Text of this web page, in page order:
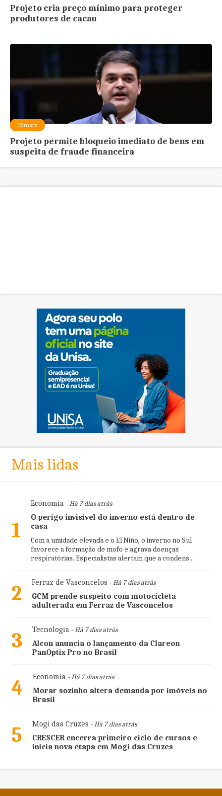
Projeto cria preço mínimo para proteger
produtores de cacau
Câmara
Projeto permite bloqueio imediato de bens em
suspeita de fraude financeira
Mais lidas
1
Economia- Há 7 dias atrás
O perigo invisível do inverno está dentro de
casa
Com a umidade elevada e o El Niño, o inverno no Sul
favorece a formação de mofo e agrava doenças
respiratórias. Especialistas alertam que a condens...
2 Ferraz de Vasconcelos - Há 7 dias atrás
GCM prende suspeito com motocicleta
adulterada em Ferraz de Vasconcelos
3 Tecnologia- Há 7 dias atrás
Alcon anuncia o lançamento da Clareon
PanOptix Pro no Brasil
4 Economia- Há 7 dias atrás
Morar sozinho altera demanda por imóveis no
Brasil
5 Mogi das Cruzes - Há 7 dias atrás
CRESCER encerra primeiro ciclo de cursos e
inicia nova etapa em Mogi das Cruzes